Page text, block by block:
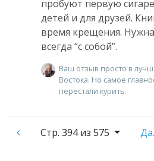
пробуют первую
детей и для друзей.
время крещения.
всегда “с собой”.
Ваш отзыв просто в
Востока. Но самое
перестали курить.
Стр. 394 из 575